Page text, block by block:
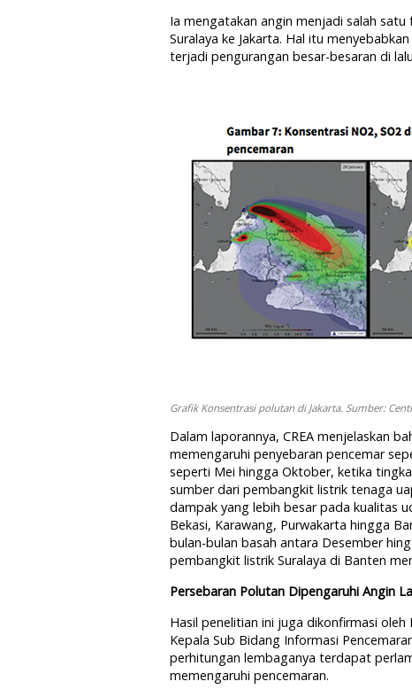
Ia mengatakan angin menjadi salah
Suralaya ke Jakarta. Hal itu
terjadi pengurangan besar-besaran di
Grafik Konsentrasi polutan di Jakarta. Sumber:
Dalam laporannya, CREA menjelaskan
memengaruhi penyebaran pencemar
seperti Mei hingga Oktober, ketika
sumber dari pembangkit listrik tenaga
dampak yang lebih besar pada kualitas
Bekasi, Karawang, Purwakarta hingga
bulan-bulan basah antara Desember
pembangkit listrik Suralaya di Banten
Persebaran Polutan Dipengaruhi Angin
Hasil penelitian ini juga dikonfirmasi
Kepala Sub Bidang Informasi
perhitungan lembaganya terdapat
memengaruhi pencemaran.